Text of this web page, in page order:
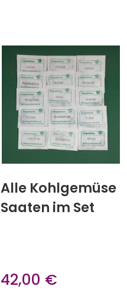
Alle Kohlgemüse
Saaten im Set
42,00 €